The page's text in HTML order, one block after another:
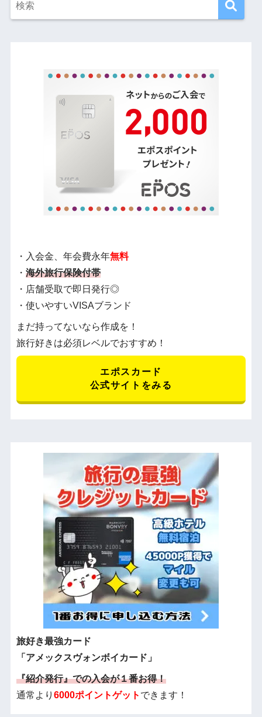
・入会金、年会費永年無料
・ 海外旅行保険付帯
・店舗受取で即日発行◎
・使いやすいVISAブランド
まだ持ってないなら作成を！
旅行好きは必須レベルでおすすめ！
エポスカード
公式サイトをみる
旅好き最強カード
「アメックスヴォンボイカード」
『紹介発行』での入会が１番お得！
通常より 6000ポイントゲット できます！